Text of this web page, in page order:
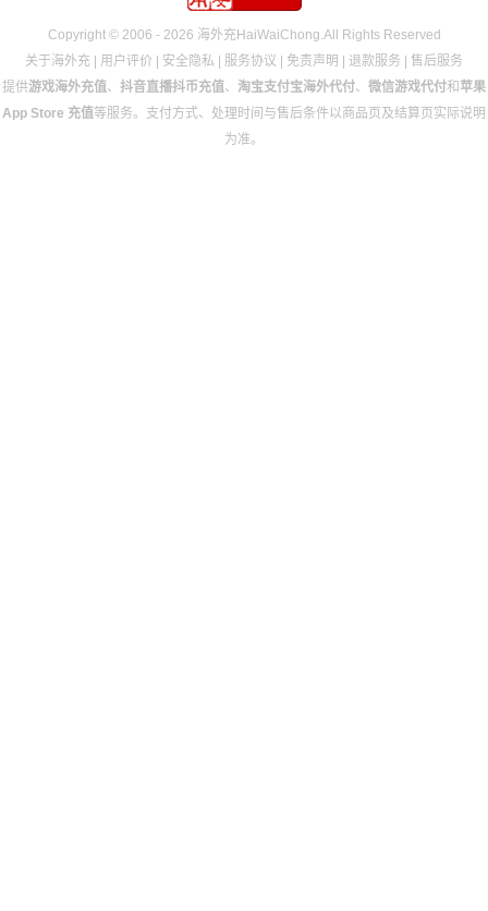
Copyright © 2006 - 2026 海外充HaiWaiChong.All Rights Reserved
关于海外充 | 用户评价 | 安全隐私 | 服务协议 | 免责声明 | 退款服务 | 售后服务
提供游戏海外充值、 抖音直播抖币充值、 淘宝支付宝海外代付、 微信游戏代付和 苹果
App Store 充值等服务。支付方式、处理时间与售后条件以商品页及结算页实际说明
为准。